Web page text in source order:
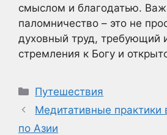
смыслом и благодатью.
паломничество – это не
духовный труд, требующий
стремления к Богу и
Рубрики
Путешествия
Медитативные практики
по Азии